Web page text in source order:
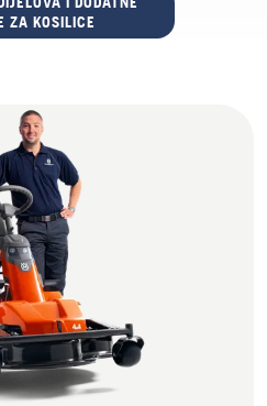
ZA KOSILICE